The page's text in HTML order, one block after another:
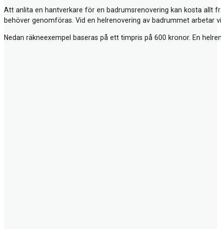
Att anlita en hantverkare för en badrumsrenovering kan kosta allt
behöver genomföras. Vid en helrenovering av badrummet arbetar
Nedan räkneexempel baseras på ett timpris på 600 kronor. En